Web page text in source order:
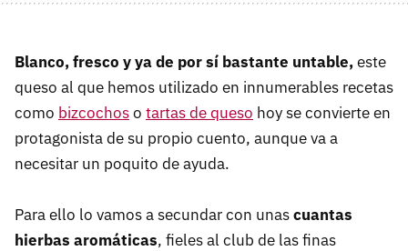
Blanco, fresco y ya de por sí bastante untable,este
queso al que hemos utilizado en innumerables recetas
como bizcochoso tartas de queso hoy se convierte en
protagonista de su propio cuento, aunque va a
necesitar un poquito de ayuda.
Para ello lo vamos a secundar con unascuantas
hierbas aromáticas, fieles al club de las finas